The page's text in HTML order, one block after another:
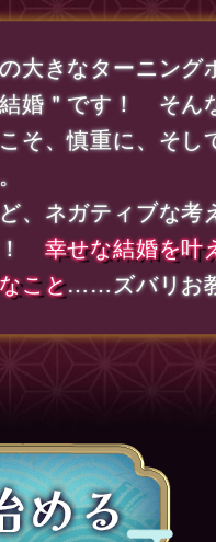
大きなターニング
婚＂です！ そん
そ、慎重に、そし
、ネガティブな考
！幸せな結婚を叶
こと……ズバリお